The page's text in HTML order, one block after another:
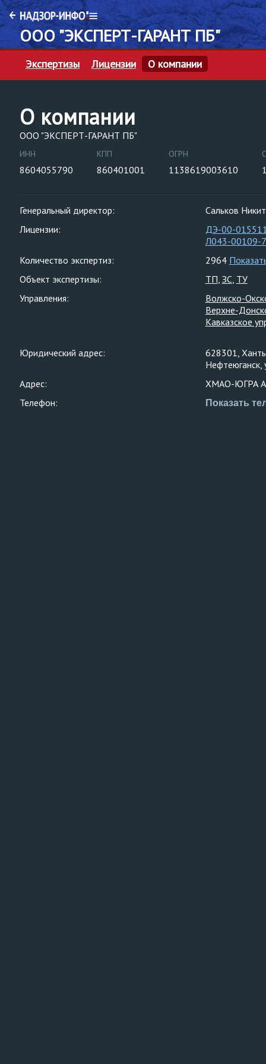
ООО "ЭКСПЕРТ-ГАРАНТ ПБ"
Экспертизы Лицензии О компании
О компании
ООО "ЭКСПЕРТ-ГАРАНТ ПБ"
ИНН
8604055790
КПП
860401001
ОГРН
1138619003610
Генеральный директор:
Сальков
Лицензии:
ДЭ-00-
Л043-00109-
Количество экспертиз:
2964
Объект экспертизы:
ТП ЗС ТУ
Управления:
Волжско-
Верхне-
Кавказское
Юридический адрес:
628301,
Нефтеюганск,
Адрес:
ХМАО-ЮГРА
Телефон:
Показать